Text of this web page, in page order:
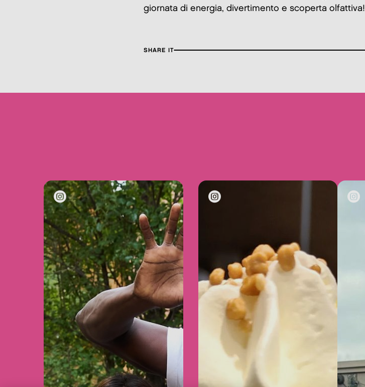
giornata di energia, divertimento e scoperta olfattiva!
SHARE IT